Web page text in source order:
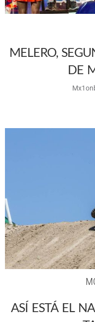
MELERO,
DE
ASÍ ESTÁ EL